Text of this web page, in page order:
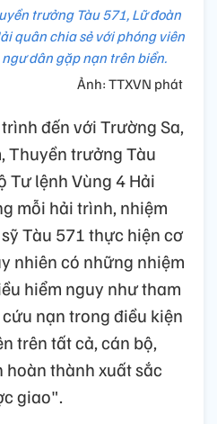
trưởng Tàu 571, Lữ đoàn
quân chia sẻ với phóng viên
dân gặp nạn trên biển.
Ảnh: TTXVN phát
đến với Trường Sa,
Thuyền trưởng Tàu
Tư lệnh Vùng 4 Hải
mỗi hải trình, nhiệm
Tàu 571 thực hiện cơ
nhiên có những nhiệm
hiểm nguy như tham
nạn trong điều kiện
trên tất cả, cán bộ,
hoàn thành xuất sắc
giao".